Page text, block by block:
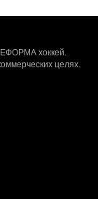
хоккей.
целях.